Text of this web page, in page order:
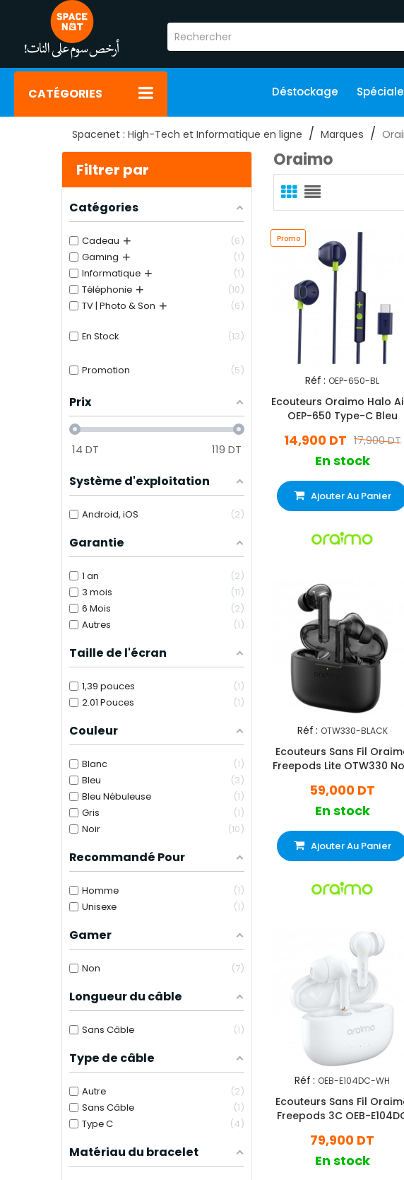
CATÉGORIES Déstockage
Spacenet : High-Tech et Informatique en ligne Marques
Filtrer par
Catégories
Cadeau +
6
Gaming +
1
Informatique +
1
Téléphonie +
10
TV | Photo & Son + 6
En Stock 13
Promotion 5
Prix
14 DT 119 DT
Système d'exploitation
Android, iOS 2
Garantie
1 an
2
3 mois
11
6 Mois
2
Autres
1
Taille de l'écran
1,39 pouces
1
2.01 Pouces
1
Couleur
Blanc
1
Bleu
3
Bleu Nébuleuse
1
Gris
1
Noir
10
Recommandé Pour
Homme
1
Unisexe
1
Gamer
Non 7
Longueur du câble
Sans Câble 1
Type de câble
Autre
2
Sans Câble
1
Type C
4
Matériau du bracelet
Oraimo
Promo
Réf : OEP-650-BL
Ecouteurs Oraimo Halo
OEP-650 Type-C Bleu
17,900 DT
14,900 DT
En stock
Ajouter Au Panier
Réf : OTW330-BLACK
Ecouteurs Sans Fil
Freepods Lite OTW330
59,000 DT
En stock
Ajouter Au Panier
Réf : OEB-E104DC-WH
Ecouteurs Sans Fil
Freepods 3C OEB-
79,900 DT
En stock